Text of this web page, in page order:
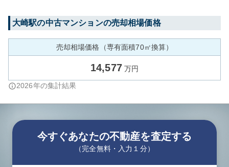
大崎駅の中古マンションの売却相場価格
売却相場価格（専有面積70㎡換算）
14,577 万円
2026年の集計結果
今すぐあなたの不動産を査定する
（完全無料・入力１分）